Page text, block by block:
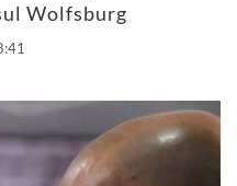
Wolfsburg